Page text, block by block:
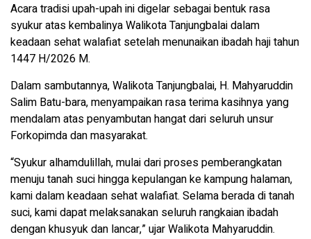
Acara tradisi upah-upah ini digelar sebagai bentuk rasa
syukur atas kembalinya Walikota Tanjungbalai dalam
keadaan sehat walafiat setelah menunaikan ibadah haji tahun
1447 H/2026 M.
Dalam sambutannya, Walikota Tanjungbalai, H. Mahyaruddin
Salim Batu-bara, menyampaikan rasa terima kasihnya yang
mendalam atas penyambutan hangat dari seluruh unsur
Forkopimda dan masyarakat.
“Syukur alhamdulillah, mulai dari proses pemberangkatan
menuju tanah suci hingga kepulangan ke kampung halaman,
kami dalam keadaan sehat walafiat. Selama berada di tanah
suci, kami dapat melaksanakan seluruh rangkaian ibadah
dengan khusyuk dan lancar,” ujar Walikota Mahyaruddin.